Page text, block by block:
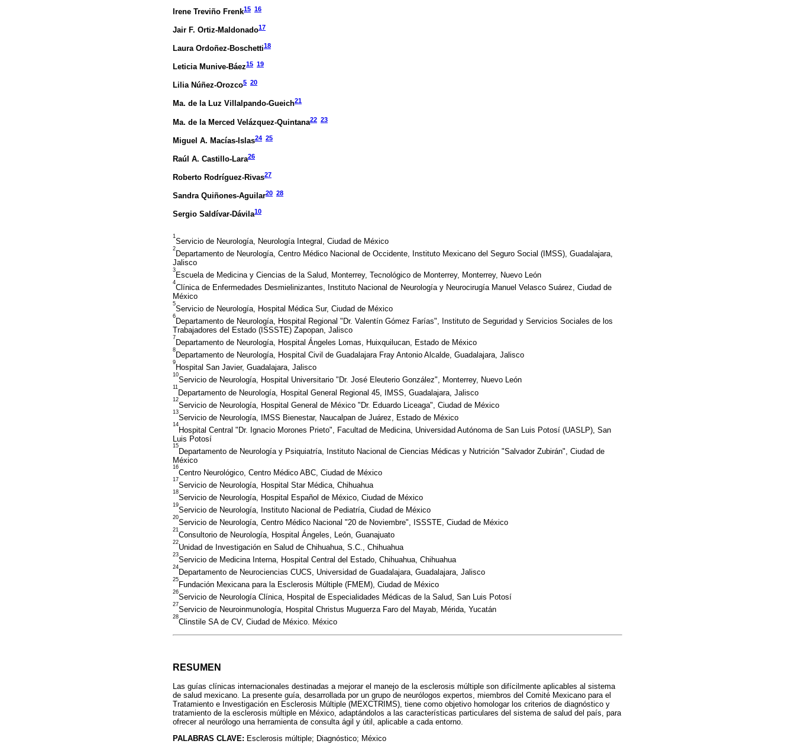
Irene Treviño Frenk15 16
Jair F. Ortiz-Maldonado17
Laura Ordoñez-Boschetti18
Leticia Munive-Báez15 19
Lilia Núñez-Orozco5 20
Ma. de la Luz Villalpando-Gueich21
Ma. de la Merced Velázquez-Quintana22 23
Miguel A. Macías-Islas24 25
Raúl A. Castillo-Lara26
Roberto Rodríguez-Rivas27
Sandra Quiñones-Aguilar20 28
Sergio Saldívar-Dávila10
1
Servicio de Neurología, Neurología Integral, Ciudad de México
2
Departamento de Neurología, Centro Médico Nacional de Occidente, Instituto Mexicano del Seguro Social (IMSS), Guadalajara,
Jalisco
3
Escuela de Medicina y Ciencias de la Salud, Monterrey, Tecnológico de Monterrey, Monterrey, Nuevo León
4
Clínica de Enfermedades Desmielinizantes, Instituto Nacional de Neurología y Neurocirugía Manuel Velasco Suárez, Ciudad de
México
5
Servicio de Neurología, Hospital Médica Sur, Ciudad de México
6
Departamento de Neurología, Hospital Regional "Dr. Valentín Gómez Farías", Instituto de Seguridad y Servicios Sociales de los
Trabajadores del Estado (ISSSTE) Zapopan, Jalisco
7
Departamento de Neurología, Hospital Ángeles Lomas, Huixquilucan, Estado de México
8
Departamento de Neurología, Hospital Civil de Guadalajara Fray Antonio Alcalde, Guadalajara, Jalisco
9
Hospital San Javier, Guadalajara, Jalisco
10
Servicio de Neurología, Hospital Universitario "Dr. José Eleuterio González", Monterrey, Nuevo León
11
Departamento de Neurología, Hospital General Regional 45, IMSS, Guadalajara, Jalisco
12
Servicio de Neurología, Hospital General de México "Dr. Eduardo Liceaga", Ciudad de México
13
Servicio de Neurología, IMSS Bienestar, Naucalpan de Juárez, Estado de México
14
Hospital Central "Dr. Ignacio Morones Prieto", Facultad de Medicina, Universidad Autónoma de San Luis Potosí (UASLP), San
Luis Potosí
15
Departamento de Neurología y Psiquiatría, Instituto Nacional de Ciencias Médicas y Nutrición "Salvador Zubirán", Ciudad de
México
16
Centro Neurológico, Centro Médico ABC, Ciudad de México
17
Servicio de Neurología, Hospital Star Médica, Chihuahua
18
Servicio de Neurología, Hospital Español de México, Ciudad de México
19
Servicio de Neurología, Instituto Nacional de Pediatría, Ciudad de México
20
Servicio de Neurología, Centro Médico Nacional "20 de Noviembre", ISSSTE, Ciudad de México
21
Consultorio de Neurología, Hospital Ángeles, León, Guanajuato
22
Unidad de Investigación en Salud de Chihuahua, S.C., Chihuahua
23
Servicio de Medicina Interna, Hospital Central del Estado, Chihuahua, Chihuahua
24
Departamento de Neurociencias CUCS, Universidad de Guadalajara, Guadalajara, Jalisco
25
Fundación Mexicana para la Esclerosis Múltiple (FMEM), Ciudad de México
26
Servicio de Neurología Clínica, Hospital de Especialidades Médicas de la Salud, San Luis Potosí
27
Servicio de Neuroinmunología, Hospital Christus Muguerza Faro del Mayab, Mérida, Yucatán
28
Clinstile SA de CV, Ciudad de México. México
RESUMEN
Las guías clínicas internacionales destinadas a mejorar el manejo de la esclerosis múltiple son difícilmente aplicables al sistema
de salud mexicano. La presente guía, desarrollada por un grupo de neurólogos expertos, miembros del Comité Mexicano para el
Tratamiento e Investigación en Esclerosis Múltiple (MEXCTRIMS), tiene como objetivo homologar los criterios de diagnóstico y
tratamiento de la esclerosis múltiple en México, adaptándolos a las características particulares del sistema de salud del país, para
ofrecer al neurólogo una herramienta de consulta ágil y útil, aplicable a cada entorno.
PALABRAS CLAVE: Esclerosis múltiple; Diagnóstico; México